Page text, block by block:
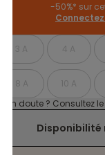
-50%* sur
3 A 4 A
8 A 10 A
Un doute ? Consultez le
Disponibilité